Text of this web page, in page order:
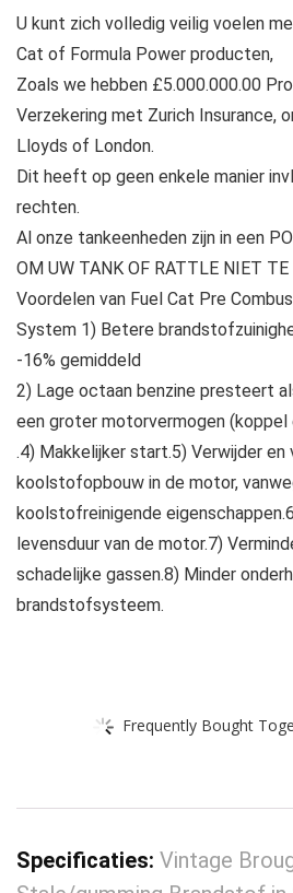
U kunt zich volledig veilig voelen
Cat of Formula Power producten,
Zoals we hebben £5.000.000.00
Verzekering met Zurich Insurance,
Lloyds of London.
Dit heeft op geen enkele manier
rechten.
Al onze tankeenheden zijn in een
OM UW TANK OF RATTLE NIET TE
Voordelen van Fuel Cat Pre
System 1) Betere
-16% gemiddeld
2) Lage octaan benzine presteert
een groter motorvermogen (koppel
.4) Makkelijker start.5) Verwijder en
koolstofopbouw in de motor,
koolstofreinigende
levensduur van de motor.7)
schadelijke gassen.8) Minder
brandstofsysteem.
Frequently Bought
Specificaties: Vintage